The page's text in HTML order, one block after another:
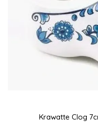
Krawatte Clog